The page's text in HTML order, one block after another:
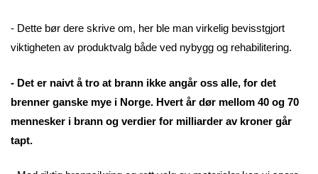
- Dette bør dere skrive om, her ble man virkelig bevisstgjort
viktigheten av produktvalg både ved nybygg og rehabilitering.
- Det er naivt å tro at brann ikke angår oss alle, for det
brenner ganske mye i Norge. Hvert år dør mellom 40 og 70
mennesker i brann og verdier for milliarder av kroner går
tapt.